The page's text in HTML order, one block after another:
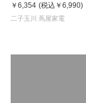
￥6,354 (税込 ￥6,990)
二子玉川 蔦屋家電